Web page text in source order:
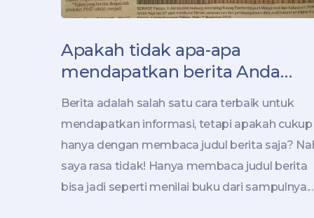
Apakah tidak apa-apa
mendapatkan berita Anda
dengan membaca judul
berita?
Berita adalah salah satu cara terbaik untuk
mendapatkan informasi, tetapi apakah cukup
hanya dengan membaca judul berita saja?
saya rasa tidak! Hanya membaca judul berita
bisa jadi seperti menilai buku dari sampulnya.